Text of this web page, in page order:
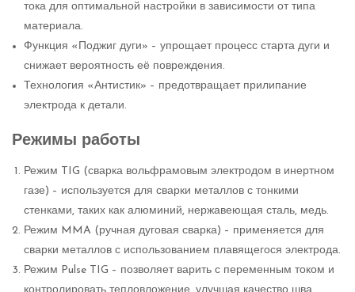
тока для оптимальной настройки в зависимости от типа
материала.
Функция «Поджиг дуги» – упрощает процесс старта дуги и
снижает вероятность её повреждения.
Технология «Антистик» – предотвращает прилипание
электрода к детали.
Режимы работы
Режим TIG (сварка вольфрамовым электродом в инертном
газе) – используется для сварки металлов с тонкими
стенками, таких как алюминий, нержавеющая сталь, медь.
Режим MMA (ручная дуговая сварка) – применяется для
сварки металлов с использованием плавящегося электрода.
Режим Pulse TIG – позволяет варить с переменным током и